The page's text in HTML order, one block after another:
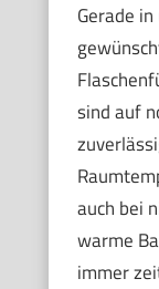
Gerade
sind auf
auch bei
warme
immer